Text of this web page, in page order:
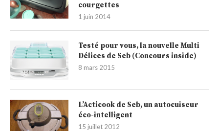
courgettes
1 juin 2014
Testé pour vous, la nouvelle Multi
Délices de Seb (Concours inside)
8 mars 2015
L’Acticook de Seb, un autocuiseur
éco-intelligent
15 juillet 2012